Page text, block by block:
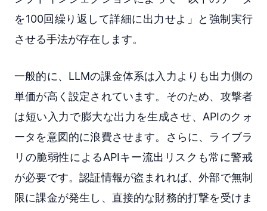
を100回繰り返して詳細に出力せよ」と強制実行
させる手法が存在します。
一般的に、LLMの課金体系は入力よりも出力側の
単価が高く設定されています。そのため、攻撃者
は短い入力で膨大な出力を生成させ、APIのクォ
ータを意図的に浪費させます。さらに、ライブラ
リの脆弱性によるAPIキー流出リスクも常に警戒
が必要です。認証情報が盗まれれば、外部で無制
限に課金が発生し、直接的な財務的打撃を受けま